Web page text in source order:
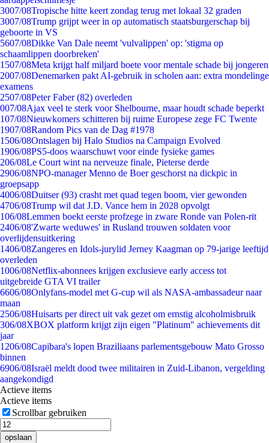
3007/08Tropische hitte keert zondag terug met lokaal 32 graden
3007/08Trump grijpt weer in op automatisch staatsburgerschap bij
geboorte in VS
5607/08Dikke Van Dale neemt 'vulvalippen' op: 'stigma op
schaamlippen doorbreken'
1507/08Meta krijgt half miljard boete voor mentale schade bij jongeren
2007/08Denemarken pakt AI-gebruik in scholen aan: extra mondelinge
examens
2507/08Peter Faber (82) overleden
007/08Ajax veel te sterk voor Shelbourne, maar houdt schade beperkt
107/08Nieuwkomers schitteren bij ruime Europese zege FC Twente
1907/08Random Pics van de Dag #1978
1506/08Ontslagen bij Halo Studios na Campaign Evolved
1906/08PS5-doos waarschuwt voor einde fysieke games
206/08Le Court wint na nerveuze finale, Pieterse derde
2906/08NPO-manager Menno de Boer geschorst na dickpic in
groepsapp
4006/08Duitser (93) crasht met quad tegen boom, vier gewonden
4706/08Trump wil dat J.D. Vance hem in 2028 opvolgt
106/08Lemmen boekt eerste profzege in zware Ronde van Polen-rit
2406/08'Zwarte weduwes' in Rusland trouwen soldaten voor
overlijdensuitkering
1406/08Zangeres en Idols-jurylid Jerney Kaagman op 79-jarige leeftijd
overleden
1006/08Netflix-abonnees krijgen exclusieve early access tot
uitgebreide GTA VI trailer
6606/08Onlyfans-model met G-cup wil als NASA-ambassadeur naar
maan
2506/08Huisarts per direct uit vak gezet om ernstig alcoholmisbruik
306/08XBOX platform krijgt zijn eigen "Platinum" achievements dit
jaar
1206/08Capibara's lopen Braziliaans parlementsgebouw Mato Grosso
binnen
6906/08Israël meldt dood twee militairen in Zuid-Libanon, vergelding
aangekondigd
Actieve items
Actieve items
Scrollbar gebruiken
opslaan